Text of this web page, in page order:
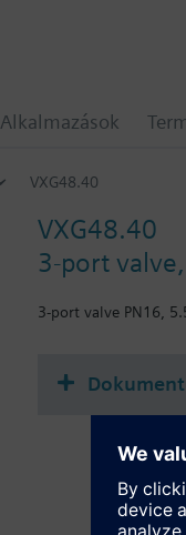
Alkalmazások
VXG48.40
VXG48.40
3-port
3-port valve PN16,